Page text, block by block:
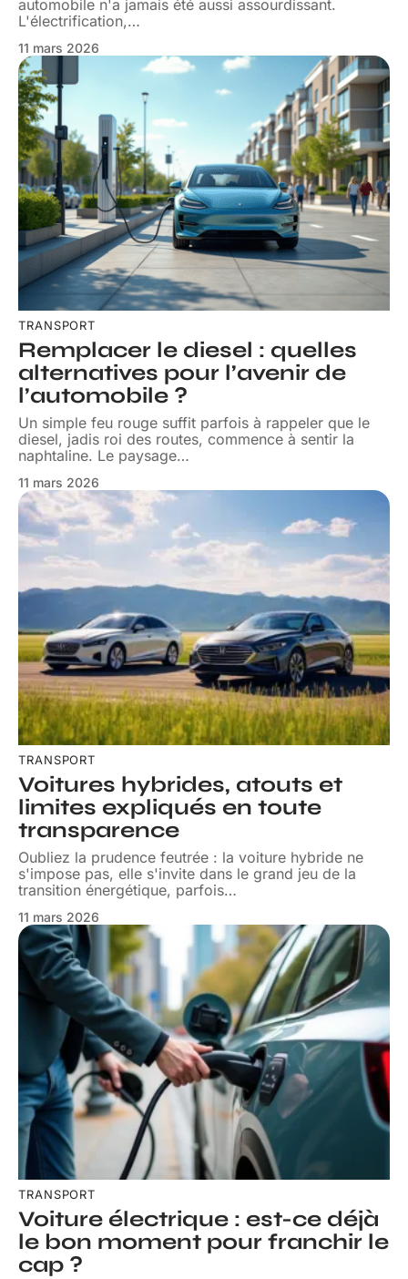
automobile n'a jamais été aussi assourdissant.
L'électrification,…
11 mars 2026
TRANSPORT
Remplacer le diesel : quelles
alternatives pour l’avenir de
l’automobile ?
Un simple feu rouge suffit parfois à rappeler que le
diesel, jadis roi des routes, commence à sentir la
naphtaline. Le paysage…
11 mars 2026
TRANSPORT
Voitures hybrides, atouts et
limites expliqués en toute
transparence
Oubliez la prudence feutrée : la voiture hybride ne
s'impose pas, elle s'invite dans le grand jeu de la
transition énergétique, parfois…
11 mars 2026
TRANSPORT
Voiture électrique : est-ce déjà
le bon moment pour franchir le
cap ?